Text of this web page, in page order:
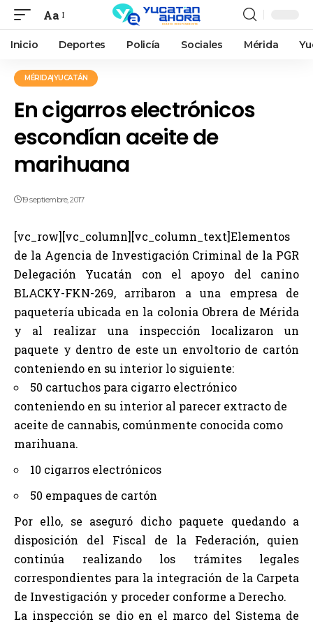
Aa
Inicio Deportes Policía Sociales Mérida
MÉRIDA|YUCATÁN
En cigarros electrónicos
escondían aceite de
marihuana
19 septiembre, 2017
[vc_row][vc_column][vc_column_text]Elementos
de la Agencia de Investigación Criminal de la PGR
Delegación Yucatán con el apoyo del canino
BLACKY-FKN-269, arribaron a una empresa de
paquetería ubicada en la colonia Obrera de Mérida
y al realizar una inspección localizaron un
paquete y dentro de este un envoltorio de cartón
conteniendo en su interior lo siguiente:
50 cartuchos para cigarro electrónico
conteniendo en su interior al parecer extracto de
aceite de cannabis, comúnmente conocida como
marihuana.
10 cigarros electrónicos
50 empaques de cartón
Por ello, se aseguró dicho paquete quedando a
disposición del Fiscal de la Federación, quien
continúa realizando los trámites legales
correspondientes para la integración de la Carpeta
de Investigación y proceder conforme a Derecho.
La inspección se dio en el marco del Sistema de